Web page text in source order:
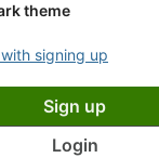
theme
signing up
Sign up
Login